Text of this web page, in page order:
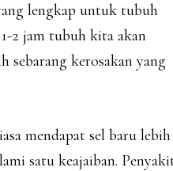
lengkap untuk tubuh
2 jam tubuh kita akan
sebarang kerosakan yang
mendapat sel baru lebih
satu keajaiban.